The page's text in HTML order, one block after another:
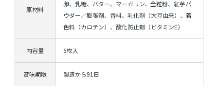
原材料
卵、乳糖、バター、マーガリン、全粒粉、紅芋パ
ウダー／膨張剤、香料、乳化剤（大豆由来）、着
色料（カロテン）、酸化防止剤（ビタミンE）
内容量 6枚入
賞味期限 製造から91日